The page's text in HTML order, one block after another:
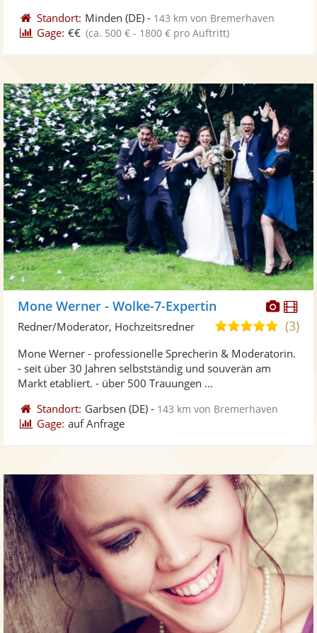
Standort: Minden (DE) - 143 km von Bremerhaven
Gage: €€ (ca. 500 € - 1800 € pro Auftritt)
Fotos
Mone Werner - Wolke-7-Expertin
5,0
5
(3)
Redner/Moderator, Hochzeitsredner
Mone Werner - professionelle Sprecherin & Moderatorin.
- seit über 30 Jahren selbstständig und souverän am
Markt etabliert. - über 500 Trauungen ...
Standort: Garbsen (DE) - 143 km von Bremerhaven
Gage: auf Anfrage